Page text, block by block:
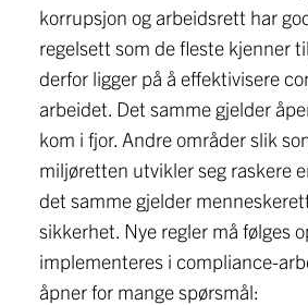
korrupsjon og arbeidsrett har
regelsett som de fleste kjenner
derfor ligger på å effektivisere
arbeidet. Det samme gjelder
kom i fjor. Andre områder slik
miljøretten utvikler seg raskere
det samme gjelder
sikkerhet. Nye regler må følges
implementeres i compliance-
åpner for mange spørsmål: